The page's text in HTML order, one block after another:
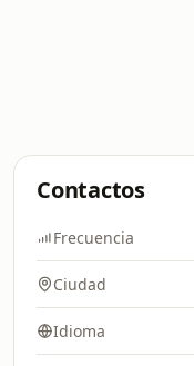
Contactos
Frecuencia
Ciudad
Idioma